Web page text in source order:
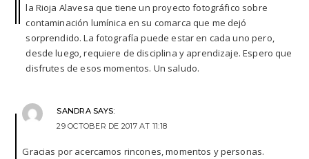
la Rioja Alavesa que tiene un proyecto fotográfico sobre
contaminación lumínica en su comarca que me dejó
sorprendido. La fotografía puede estar en cada uno pero,
desde luego, requiere de disciplina y aprendizaje. Espero que
disfrutes de esos momentos. Un saludo.
SANDRA SAYS:
29 OCTOBER DE 2017 AT 11:18
Gracias por acercamos rincones, momentos y personas.